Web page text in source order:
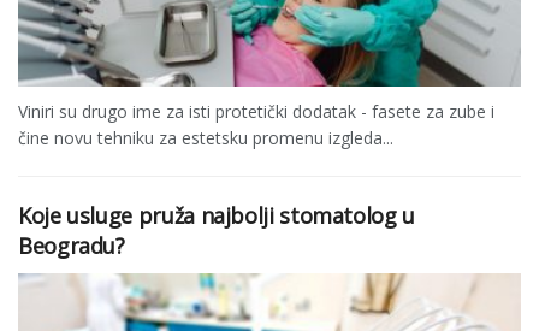
Viniri su drugo ime za isti protetički dodatak - fasete za zube i
čine novu tehniku za estetsku promenu izgleda...
Koje usluge pruža najbolji stomatolog u
Beogradu?